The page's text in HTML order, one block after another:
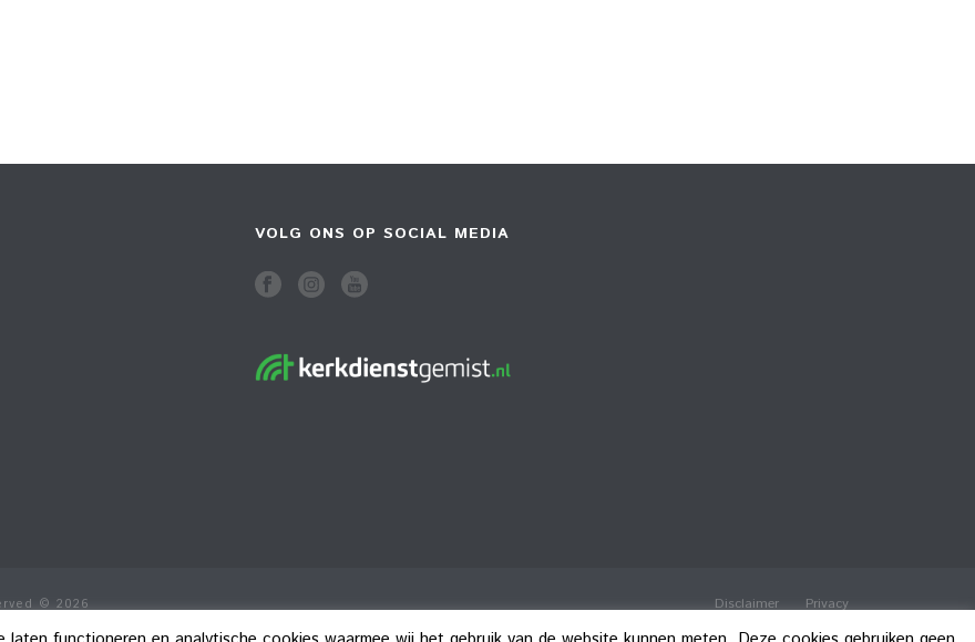
VOLG ONS OP SOCIAL MEDIA
© 2026 Disclaimer Privacy